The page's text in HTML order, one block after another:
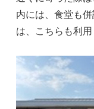
内には、食堂も
は、こちらも利用